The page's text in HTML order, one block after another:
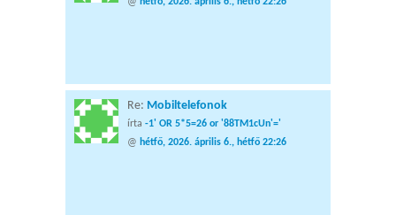
Re: Mobiltelefonok
írta -1' OR 5*5=26 or '88TM1cUn'='
@ hétfő, 2026. április 6., hétfő 22:26